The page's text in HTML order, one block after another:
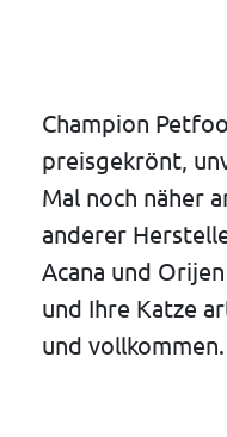
Champion
preisgekrönt,
Mal noch näher
anderer
Acana und
und Ihre Katze
und